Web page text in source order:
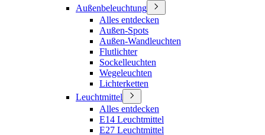
Außenbeleuchtung
Alles entdecken
Außen-Spots
Außen-Wandleuchten
Flutlichter
Sockelleuchten
Wegeleuchten
Lichterketten
Leuchtmittel
Alles entdecken
E14 Leuchtmittel
E27 Leuchtmittel